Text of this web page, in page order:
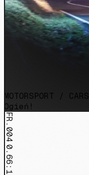
MOTORSPORT / CARS
Ogień!
FR.004
0.66:1